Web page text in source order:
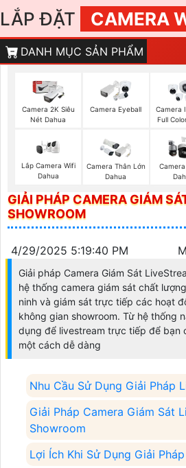
LẮP ĐẶT CAMERA
DANH MỤC SẢN PHẨM
Camera 2K Siêu
Nét Dahua
Camera Eyeball
Camera
Full
Lắp Camera Wifi
Dahua
Camera Thân Lớn
Dahua
GIẢI PHÁP CAMERA GIÁM
SHOWROOM
4/29/2025 5:19:40 PM
Giải pháp Camera Giám Sát
hệ thống camera giám sát chất
ninh và giám sát trực tiếp các hoạt
không gian showroom. Từ hệ thống
dụng để livestream trực tiếp để bạn
một cách dễ dàng
Nhu Cầu Sử Dụng Giải Pháp
Giải Pháp Camera Giám Sát
Showroom
Lợi Ích Khi Sử Dụng Giải